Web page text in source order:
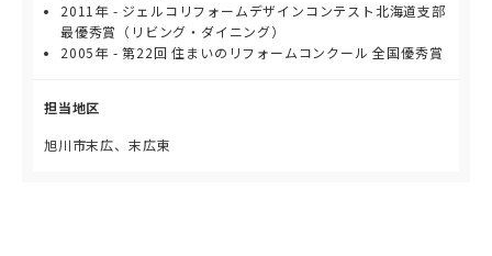
2011年 - ジェルコリフォームデザインコンテスト北海道支部
最優秀賞（リビング・ダイニング）
2005年 - 第22回 住まいのリフォームコンクール 全国優秀賞
担当地区
旭川市末広、末広東